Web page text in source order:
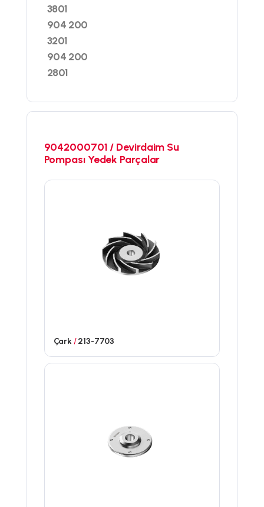
3801
904 200
3201
904 200
2801
9042000701 / Devirdaim Su
Pompası Yedek Parçalar
Çark /213-7703